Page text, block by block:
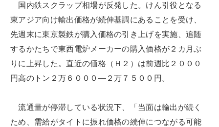
国内鉄スクラップ相場が反発した。けん引役となる
東アジア向け輸出価格が続伸基調にあることを受け、
先週末に東京製鉄が購入価格の引き上げを実施、追随
するかたちで東西電炉メーカーの購入価格が２カ月ぶ
りに上昇した。直近の価格（Ｈ２）は前週比２０００
円高のトン２万６０００―２万７５００円。
流通量が停滞している状況下、「当面は輸出が続く
ため、需給がタイトに振れ価格の続伸につながる可能